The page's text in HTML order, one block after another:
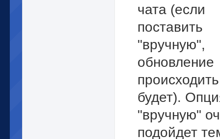
чата (если
поставить
"вручную",
обновление
будет).
"вручную"
подойдет